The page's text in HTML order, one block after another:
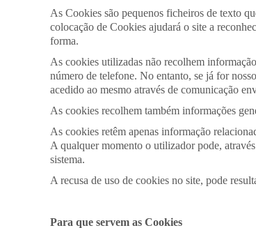
As Cookies são pequenos ficheiros de texto
colocação de Cookies ajudará o site a
forma.
As cookies utilizadas não recolhem
número de telefone. No entanto, se já for
acedido ao mesmo através de comunicação
As cookies recolhem também informações
As cookies retêm apenas informação
A qualquer momento o utilizador pode,
sistema.
A recusa de uso de cookies no site, pode
Para que servem as Cookies